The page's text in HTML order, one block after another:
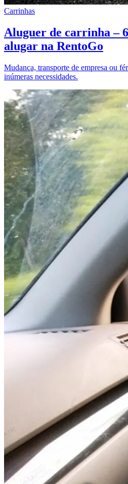
Carrinhas
Aluguer de carrinha –
alugar na RentoGo
Mudança, transporte de empresa ou
inúmeras necessidades.